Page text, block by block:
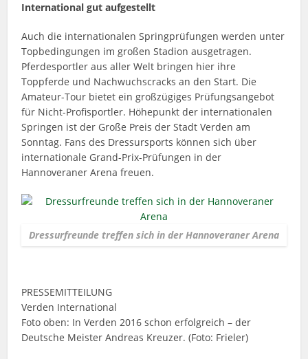
International gut aufgestellt
Auch die internationalen Springprüfungen werden unter
Topbedingungen im großen Stadion ausgetragen.
Pferdesportler aus aller Welt bringen hier ihre
Toppferde und Nachwuchscracks an den Start. Die
Amateur-Tour bietet ein großzügiges Prüfungsangebot
für Nicht-Profisportler. Höhepunkt der internationalen
Springen ist der Große Preis der Stadt Verden am
Sonntag. Fans des Dressursports können sich über
internationale Grand-Prix-Prüfungen in der
Hannoveraner Arena freuen.
Dressurfreunde treffen sich in der Hannoveraner Arena
PRESSEMITTEILUNG
Verden International
Foto oben: In Verden 2016 schon erfolgreich – der
Deutsche Meister Andreas Kreuzer. (Foto: Frieler)